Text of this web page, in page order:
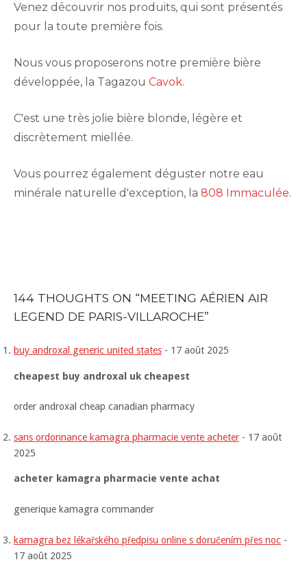
Venez découvrir nos produits, qui sont présentés
pour la toute première fois.
Nous vous proposerons notre première bière
développée, la Tagazou Cavok.
C'est une très jolie bière blonde, légère et
discrètement miellée.
Vous pourrez également déguster notre eau
minérale naturelle d'exception, la 808 Immaculée.
144 THOUGHTS ON “MEETING AÉRIEN AIR
LEGEND DE PARIS-VILLAROCHE”
buy androxal generic united states - 17 août 2025
cheapest buy androxal uk cheapest
order androxal cheap canadian pharmacy
sans ordonnance kamagra pharmacie vente acheter - 17 août
2025
acheter kamagra pharmacie vente achat
generique kamagra commander
kamagra bez lékařského předpisu online s doručením přes noc -
17 août 2025